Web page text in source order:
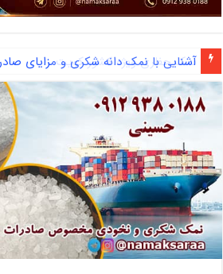
آشنایی با نمک دانه شکری و مزایای